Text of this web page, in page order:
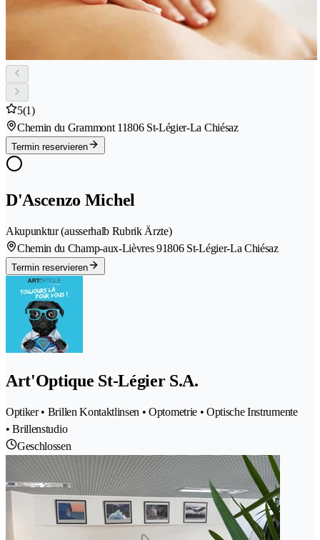
5(1)
Chemin du Grammont 11806 St-Légier-La Chiésaz
Termin reservieren
D'Ascenzo Michel
Akupunktur (ausserhalb Rubrik Ärzte)
Chemin du Champ-aux-Lièvres 91806 St-Légier-La Chiésaz
Termin reservieren
Art'Optique St-Légier S.A.
Optiker • Brillen Kontaktlinsen • Optometrie • Optische Instrumente
• Brillenstudio
Geschlossen